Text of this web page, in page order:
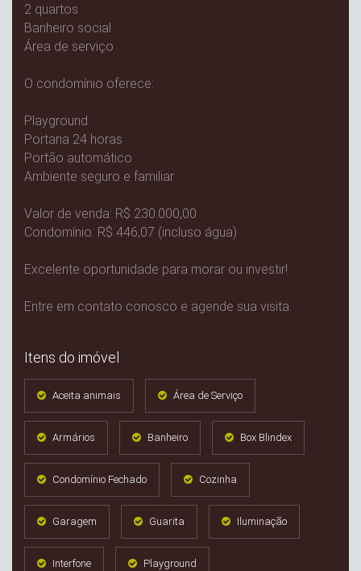
2 quartos
Banheiro social
Área de serviço
O condomínio oferece:
Playground
Portaria 24 horas
Portão automático
Ambiente seguro e familiar
Valor de venda: R$ 230.000,00
Condomínio: R$ 446,07 (incluso água)
Excelente oportunidade para morar ou investir!
Entre em contato conosco e agende sua visita.
Itens do imóvel
Aceita animais Área de Serviço
Armários Banheiro Box Blindex
Condomínio Fechado Cozinha
Garagem Guarita Iluminação
Interfone Playground